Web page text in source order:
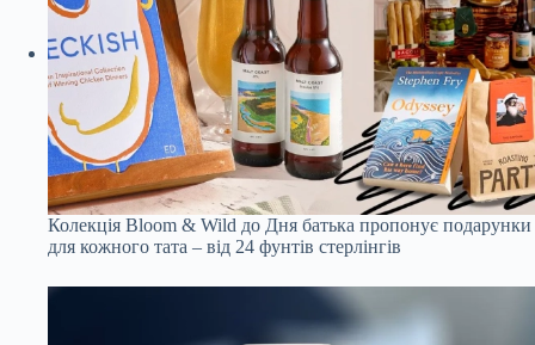
Колекція Bloom & Wild до Дня батька пропонує подарунки
для кожного тата – від 24 фунтів стерлінгів